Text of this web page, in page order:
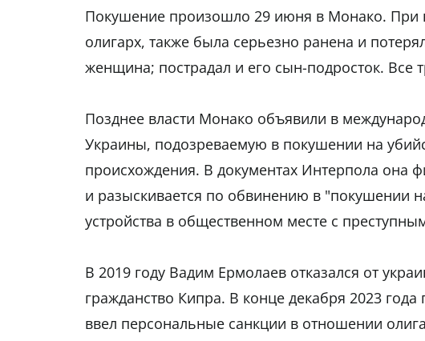
Покушение произошло 29 июня в Монако. При
олигарх, также была серьезно ранена и
женщина; пострадал и его сын-подросток. Все
Позднее власти Монако объявили в
Украины, подозреваемую в покушении на
происхождения. В документах Интерпола она
и разыскивается по обвинению в "покушении
устройства в общественном месте с
В 2019 году Вадим Ермолаев отказался от
гражданство Кипра. В конце декабря 2023
ввел персональные санкции в отношении